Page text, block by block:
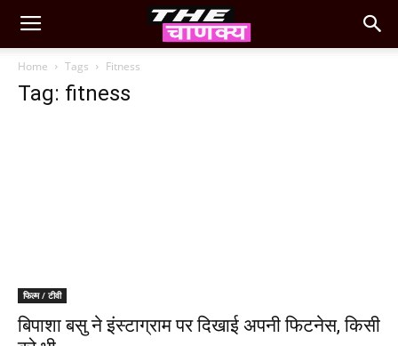
Home Tags Fitness
Tag: fitness
फिल्म / टीवी
बिपाशा बसु ने इंस्‍टाग्राम पर दिखाई अपनी फिटनेस, किसी